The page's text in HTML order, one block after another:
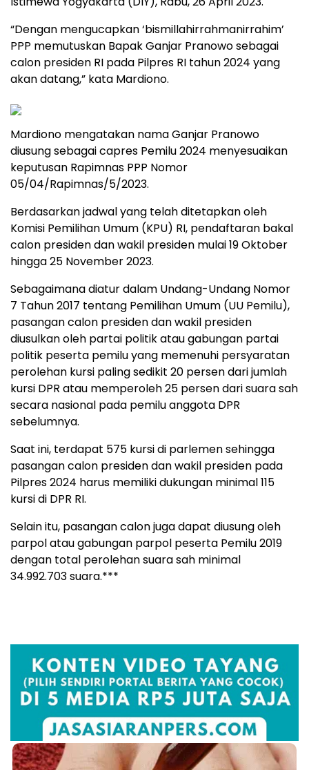
“Dengan mengucapkan ‘bismillahirrahmanirrahim’
PPP memutuskan Bapak Ganjar Pranowo sebagai
calon presiden RI pada Pilpres RI tahun 2024 yang
akan datang,” kata Mardiono.
Mardiono mengatakan nama Ganjar Pranowo
diusung sebagai capres Pemilu 2024 menyesuaikan
keputusan Rapimnas PPP Nomor
05/04/Rapimnas/5/2023.
Berdasarkan jadwal yang telah ditetapkan oleh
Komisi Pemilihan Umum (KPU) RI, pendaftaran bakal
calon presiden dan wakil presiden mulai 19 Oktober
hingga 25 November 2023.
Sebagaimana diatur dalam Undang-Undang Nomor
7 Tahun 2017 tentang Pemilihan Umum (UU Pemilu),
pasangan calon presiden dan wakil presiden
diusulkan oleh partai politik atau gabungan partai
politik peserta pemilu yang memenuhi persyaratan
perolehan kursi paling sedikit 20 persen dari jumlah
kursi DPR atau memperoleh 25 persen dari suara sah
secara nasional pada pemilu anggota DPR
sebelumnya.
Saat ini, terdapat 575 kursi di parlemen sehingga
pasangan calon presiden dan wakil presiden pada
Pilpres 2024 harus memiliki dukungan minimal 115
kursi di DPR RI.
Selain itu, pasangan calon juga dapat diusung oleh
parpol atau gabungan parpol peserta Pemilu 2019
dengan total perolehan suara sah minimal
34.992.703 suara.***